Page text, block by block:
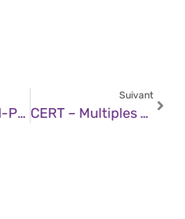
GOSB – New AI-Powered Scam Detection Features To Help Protect You On Android
Suivant
CERT – Multiples Vulnérabilités Dans Google Chrome (05 Mars 2025)